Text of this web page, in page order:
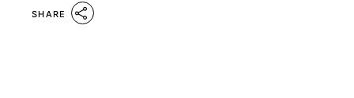
SHARE